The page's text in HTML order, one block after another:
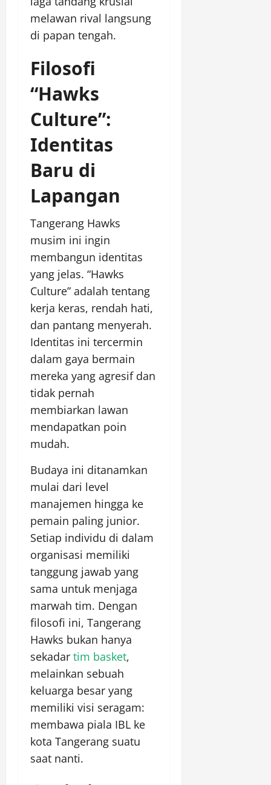
melawan rival langsung
di papan tengah.
Filosofi
“Hawks
Culture”:
Identitas
Baru di
Lapangan
Tangerang Hawks
musim ini ingin
membangun identitas
yang jelas. “Hawks
Culture” adalah tentang
kerja keras, rendah hati,
dan pantang menyerah.
Identitas ini tercermin
dalam gaya bermain
mereka yang agresif dan
tidak pernah
membiarkan lawan
mendapatkan poin
mudah.
Budaya ini ditanamkan
mulai dari level
manajemen hingga ke
pemain paling junior.
Setiap individu di dalam
organisasi memiliki
tanggung jawab yang
sama untuk menjaga
marwah tim. Dengan
filosofi ini, Tangerang
Hawks bukan hanya
sekadar tim basket,
melainkan sebuah
keluarga besar yang
memiliki visi seragam:
membawa piala IBL ke
kota Tangerang suatu
saat nanti.